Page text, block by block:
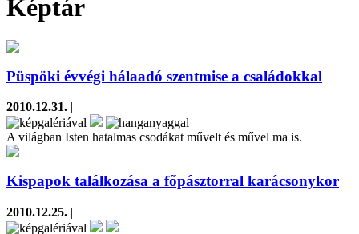
Képtár
Püspöki évvégi hálaadó szentmise a családokkal
2010.12.31. |
A világban Isten hatalmas csodákat művelt és művel ma is.
Kispapok találkozása a főpásztorral karácsonykor
2010.12.25. |